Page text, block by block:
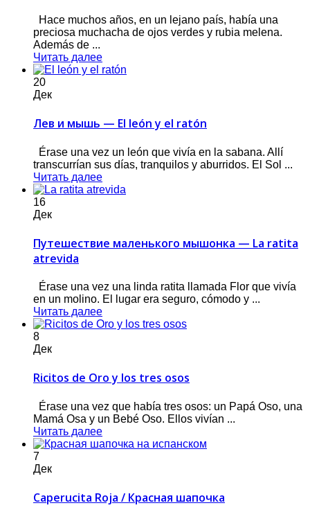
Hace muchos años, en un lejano país, había una
preciosa muchacha de ojos verdes y rubia melena.
Además de ...
Читать далее
20
Дек
Лев и мышь — El león y el ratón
Érase una vez un león que vivía en la sabana. Allí
transcurrían sus días, tranquilos y aburridos. El Sol ...
Читать далее
16
Дек
Путешествие маленького мышонка — La ratita
atrevida
Érase una vez una linda ratita llamada Flor que vivía
en un molino. El lugar era seguro, cómodo y ...
Читать далее
8
Дек
Ricitos de Oro y los tres osos
Érase una vez que había tres osos: un Papá Oso, una
Mamá Osa y un Bebé Oso. Ellos vivían ...
Читать далее
7
Дек
Caperucita Roja / Красная шапочка